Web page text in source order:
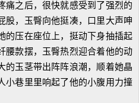
之后，很快就感受到了强烈的
股，玉臀向他挺凑，口里大声呻
的压在座位上，挺动下身抽插起
腰款摆，玉臀热烈迎合着他的动
的玉茎带出阵阵浪潮，顺着她晶
小巷里里响起了他的小腹用力撞